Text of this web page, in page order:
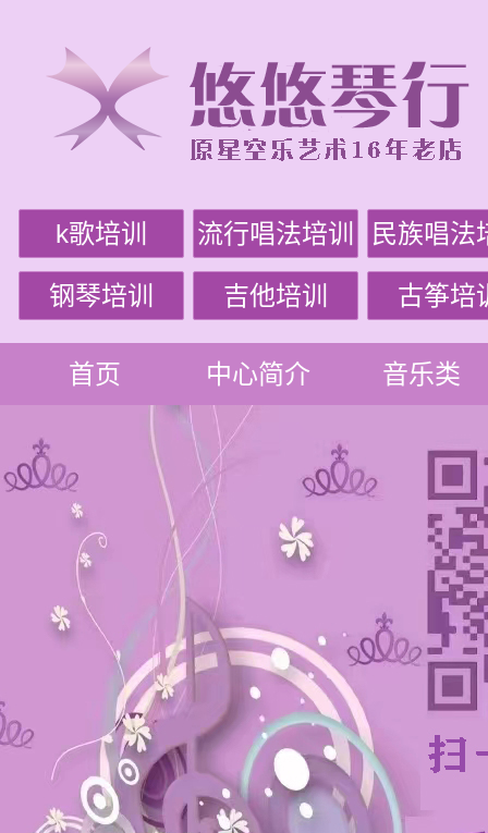
k歌培训 流行唱法培训 民族唱法
钢琴培训 吉他培训 古筝培
首页 中心简介 音乐类